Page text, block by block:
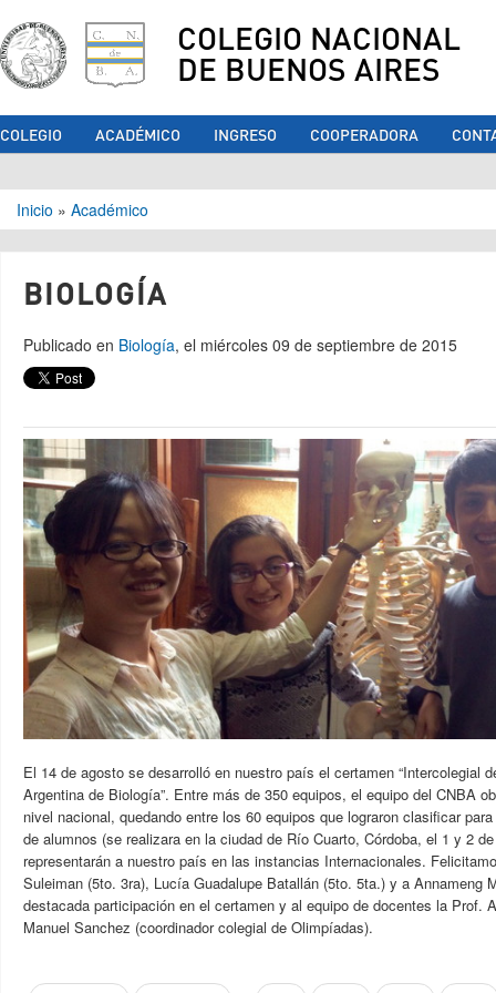
COLEGIO NACIONAL
DE BUENOS AIRES
COLEGIO ACADÉMICO INGRESO COOPERADORA
Se encuentra usted aquí
Inicio » Académico
BIOLOGÍA
Publicado en Biología, el miércoles 09 de septiembre de 2015
El 14 de agosto se desarrolló en nuestro país el certamen “Intercolegial
Argentina de Biología”. Entre más de 350 equipos, el equipo del CNBA
nivel nacional, quedando entre los 60 equipos que lograron clasificar
de alumnos (se realizara en la ciudad de Río Cuarto, Córdoba, el 1 y 2
representarán a nuestro país en las instancias Internacionales.
Suleiman (5to. 3ra), Lucía Guadalupe Batallán (5to. 5ta.) y a Annameng
destacada participación en el certamen y al equipo de docentes la Prof.
Manuel Sanchez (coordinador colegial de Olimpíadas).